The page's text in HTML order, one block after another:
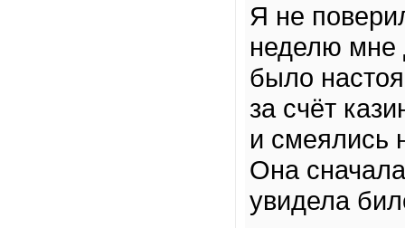
Я не
неделю мне
было
за счёт
и смеялись
Она
увидела